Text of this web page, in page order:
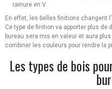
rainure en V.
En effet, les belles finitions changent
Ce type de finition va apporter plus
bureau sera mis en valeur et aura
combiner les couleurs pour rendre la
Les types de bois